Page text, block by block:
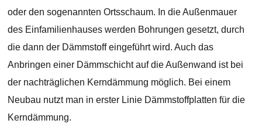
oder den sogenannten Ortsschaum. In die Außenmauer
des Einfamilienhauses werden Bohrungen gesetzt, durch
die dann der Dämmstoff eingeführt wird. Auch das
Anbringen einer Dämmschicht auf die Außenwand ist bei
der nachträglichen Kerndämmung möglich. Bei einem
Neubau nutzt man in erster Linie Dämmstoffplatten für die
Kerndämmung.